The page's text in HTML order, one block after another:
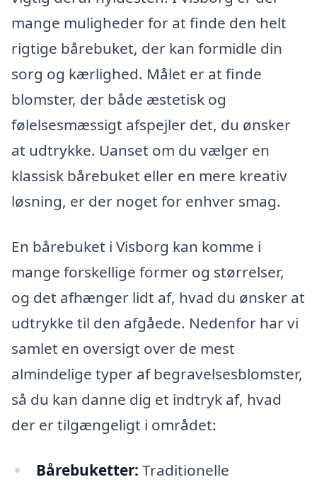
mange muligheder for at finde den helt
rigtige bårebuket, der kan formidle din
sorg og kærlighed. Målet er at finde
blomster, der både æstetisk og
følelsesmæssigt afspejler det, du ønsker
at udtrykke. Uanset om du vælger en
klassisk bårebuket eller en mere kreativ
løsning, er der noget for enhver smag.
En bårebuket i Visborg kan komme i
mange forskellige former og størrelser,
og det afhænger lidt af, hvad du ønsker at
udtrykke til den afgåede. Nedenfor har vi
samlet en oversigt over de mest
almindelige typer af begravelsesblomster,
så du kan danne dig et indtryk af, hvad
der er tilgængeligt i området:
Bårebuketter: Traditionelle